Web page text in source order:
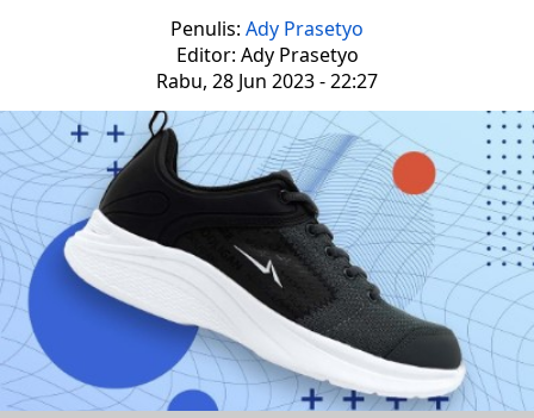
Penulis: Ady Prasetyo
Editor: Ady Prasetyo
Rabu, 28 Jun 2023 - 22:27